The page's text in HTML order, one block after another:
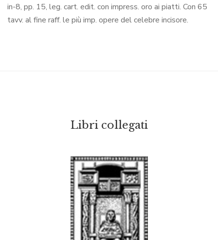
in-8, pp. 15, leg. cart. edit. con impress. oro ai piatti. Con 65
tavv. al fine raff. le più imp. opere del celebre incisore.
Libri collegati